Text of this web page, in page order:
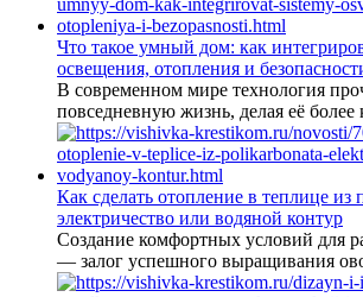
Что такое умный дом: как
освещения, отопления и
В современном мире технология
повседневную жизнь, делая её
Как сделать отопление в теплице из
электричество или водяной контур
Создание комфортных условий для
— залог успешного выращивания